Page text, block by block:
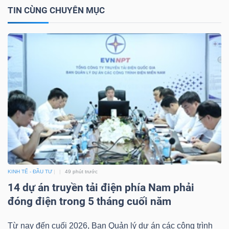
TIN CÙNG CHUYÊN MỤC
KINH TẾ - ĐẦU TƯ 49 phút trước
14 dự án truyền tải điện phía Nam phải
đóng điện trong 5 tháng cuối năm
Từ nay đến cuối 2026, Ban Quản lý dự án các công trình
Bài
viết
của
giả
(-)
Báo
cáo
phân
tích